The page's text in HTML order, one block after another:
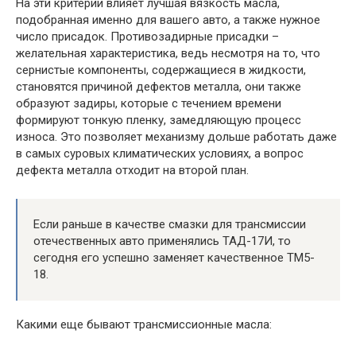
На эти критерии влияет лучшая вязкость масла,
подобранная именно для вашего авто, а также нужное
число присадок. Противозадирные присадки –
желательная характеристика, ведь несмотря на то, что
сернистые компоненты, содержащиеся в жидкости,
становятся причиной дефектов металла, они также
образуют задиры, которые с течением времени
формируют тонкую пленку, замедляющую процесс
износа. Это позволяет механизму дольше работать даже
в самых суровых климатических условиях, а вопрос
дефекта металла отходит на второй план.
Если раньше в качестве смазки для трансмиссии
отечественных авто применялись ТАД-17И, то
сегодня его успешно заменяет качественное ТМ5-
18.
Какими еще бывают трансмиссионные масла: